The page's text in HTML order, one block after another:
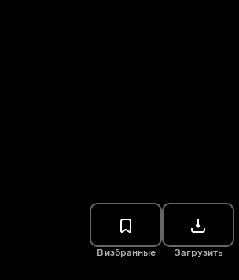
В избранные Загрузить